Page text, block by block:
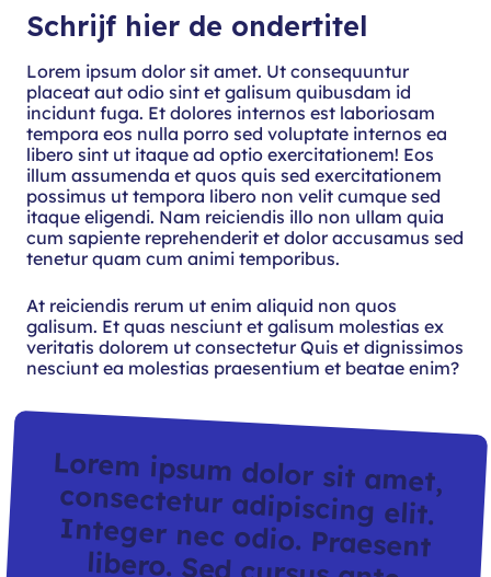
Schrijf hier de ondertitel
Lorem ipsum dolor sit amet. Ut consequuntur
placeat aut odio sint et galisum quibusdam id
incidunt fuga. Et dolores internos est laboriosam
tempora eos nulla porro sed voluptate internos ea
libero sint ut itaque ad optio exercitationem! Eos
illum assumenda et quos quis sed exercitationem
possimus ut tempora libero non velit cumque sed
itaque eligendi. Nam reiciendis illo non ullam quia
cum sapiente reprehenderit et dolor accusamus sed
tenetur quam cum animi temporibus.
At reiciendis rerum ut enim aliquid non quos
galisum. Et quas nesciunt et galisum molestias ex
veritatis dolorem ut consectetur Quis et dignissimos
nesciunt ea molestias praesentium et beatae enim?
Lorem ipsum dolor sit amet,
consectetur adipiscing elit.
Integer nec odio. Praesent
libero. Sed cursus ante